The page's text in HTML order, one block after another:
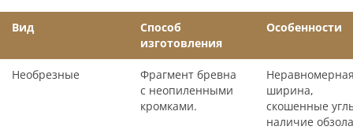
Вид
Способ
изготовления
Особенности
Необрезные
Фрагмент бревна
с неопиленными
кромками.
ширина,
скошенные
наличие